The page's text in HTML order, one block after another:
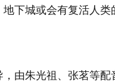
下城或会有复活人类
，由朱光祖、张茗等